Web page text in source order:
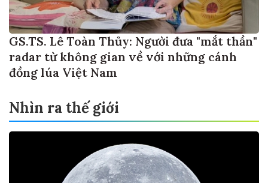
GS.TS. Lê Toàn Thủy: Người đưa "mắt thần"
radar từ không gian về với những cánh
đồng lúa Việt Nam
Nhìn ra thế giới